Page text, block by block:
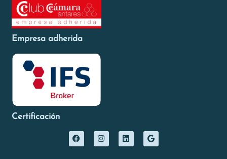
Empresa adherida
Certificación